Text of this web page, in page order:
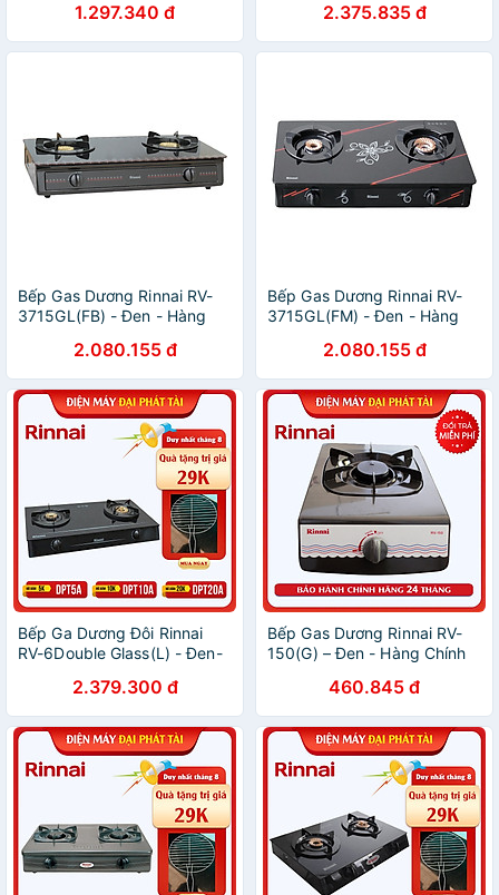
Chính Hãng1.297.340 đ
Hàng chính hãng
2.375.835 đ
Bếp Gas Dương Rinnai RV-
3715GL(FB) - Đen - Hàng
2.080.155 đ
Bếp Gas Dương Rinnai RV-
3715GL(FM) - Đen - Hàng
2.080.155 đ
Bếp Ga Dương Đôi Rinnai
RV-6Double Glass(L) - Đen-
2.379.300 đ
Bếp Gas Dương Rinnai RV-
150(G) – Đen - Hàng Chính
460.845 đ